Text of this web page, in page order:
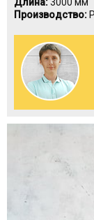
Производство: